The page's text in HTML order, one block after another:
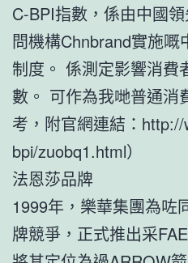
C-BPI指數，係由中國
問機構Chnbrand實施
制度。 係測定影響消費
數。 可作為我哋普通消
考，附官網連結：
bpi/zuobq1.html）
法恩莎品牌
1999年，樂華集團為咗
牌競爭，正式推出采